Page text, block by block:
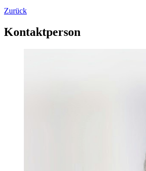
Zurück
Kontaktperson